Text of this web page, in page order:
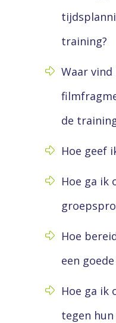
training?
Waar
de
Hoe geef
Hoe ga ik
Hoe
een
Hoe ga ik
tegen